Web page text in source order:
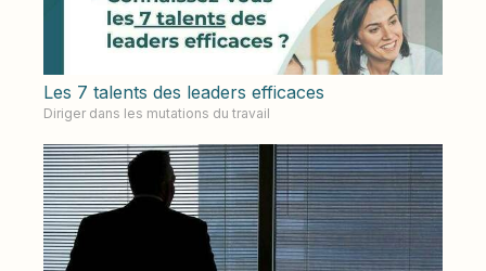
Les 7 talents des leaders efficaces
Diriger dans les mutations du travail